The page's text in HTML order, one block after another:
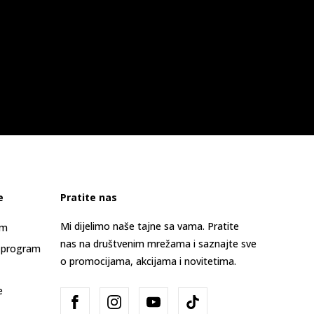
Pratite nas
Mi dijelimo naše tajne sa vama. Pratite
nas na društvenim mrežama i saznajte sve
o promocijama, akcijama i novitetima.